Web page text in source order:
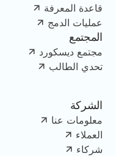
قاعدة المعرفة
عمليات الدمج
المجتمع
مجتمع ديسكورد
تحدي الطالب
الشركة
معلومات عنا
العملاء
شركاء